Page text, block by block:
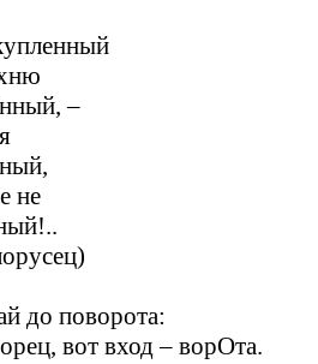
–
не
до поворота:
вот вход – ворОта.